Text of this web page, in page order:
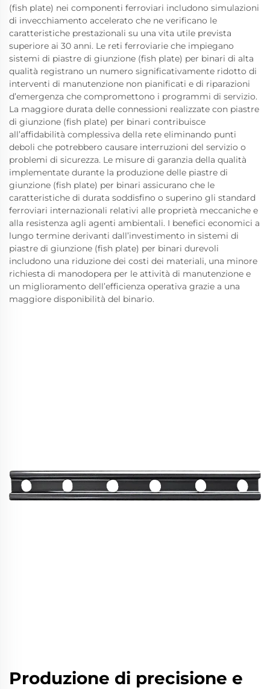
(fish plate) nei componenti ferroviari includono simulazioni
di invecchiamento accelerato che ne verificano le
caratteristiche prestazionali su una vita utile prevista
superiore ai 30 anni. Le reti ferroviarie che impiegano
sistemi di piastre di giunzione (fish plate) per binari di alta
qualità registrano un numero significativamente ridotto di
interventi di manutenzione non pianificati e di riparazioni
d’emergenza che compromettono i programmi di servizio.
La maggiore durata delle connessioni realizzate con piastre
di giunzione (fish plate) per binari contribuisce
all’affidabilità complessiva della rete eliminando punti
deboli che potrebbero causare interruzioni del servizio o
problemi di sicurezza. Le misure di garanzia della qualità
implementate durante la produzione delle piastre di
giunzione (fish plate) per binari assicurano che le
caratteristiche di durata soddisfino o superino gli standard
ferroviari internazionali relativi alle proprietà meccaniche e
alla resistenza agli agenti ambientali. I benefici economici a
lungo termine derivanti dall’investimento in sistemi di
piastre di giunzione (fish plate) per binari durevoli
includono una riduzione dei costi dei materiali, una minore
richiesta di manodopera per le attività di manutenzione e
un miglioramento dell’efficienza operativa grazie a una
maggiore disponibilità del binario.
Produzione di precisione e